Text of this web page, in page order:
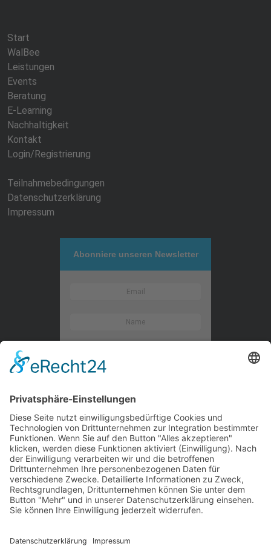
Start
WalBee
Leistungen
Events
Beratung
E-Learning
Nachhaltigkeit
Kontakt
Login/Registrierung
Teilnahmebedingungen
Datenschutzerklärung
Impressum
Abonniere unseren Newsletter
Kontaktieren Sie uns
WalBee
Bizzmade GmbH
Gießereistraße 29
83022 Rosenheim
Tel.:+49 8031 282 09 50
Web:
www.walbee.de